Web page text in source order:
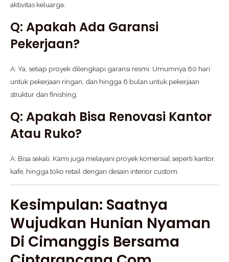
aktivitas keluarga.
Q: Apakah Ada Garansi
Pekerjaan?
A: Ya, setiap proyek dilengkapi garansi resmi. Umumnya 60 hari
untuk pekerjaan ringan, dan hingga 6 bulan untuk pekerjaan
struktur dan finishing.
Q: Apakah Bisa Renovasi Kantor
Atau Ruko?
A: Bisa sekali. Kami juga melayani proyek komersial seperti kantor,
kafe, hingga toko retail dengan desain interior custom.
Kesimpulan: Saatnya
Wujudkan Hunian Nyaman
Di Cimanggis Bersama